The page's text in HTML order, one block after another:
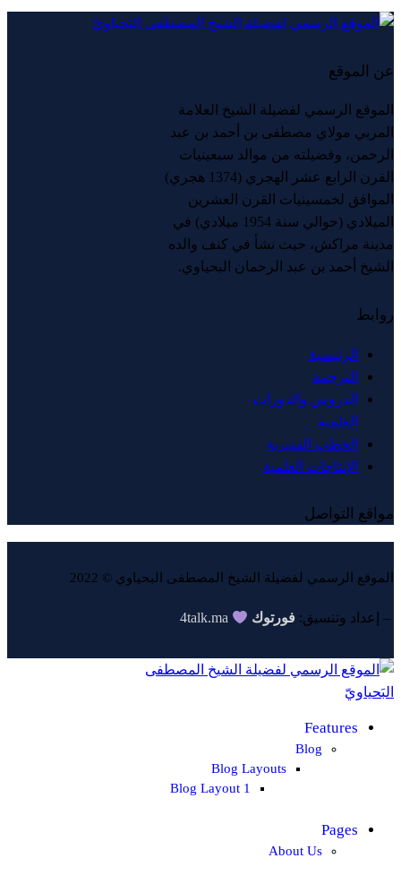
عن الموقع
الموقع الرسمي لفضيلة الشيخ العلامة
المربي مولاي مصطفى بن أحمد بن عبد
الرحمن، وفضيلته من موالد سبعينيات
القرن الرابع عشر الهجري (1374 هجري)
الموافق لخمسينيات القرن العشرين
الميلادي (حوالي سنة 1954 ميلادي) في
مدينة مراكش، حيث نشأ في كنف والده
الشيخ أحمد بن عبد الرحمان البحياوي.
روابط
الرئيسية
الترجمة
الدروس والدورات
العلمية
الخطب المنبرية
الإنتاجات العلمية
مواقع التواصل
الموقع الرسمي لفضيلة الشيخ المصطفى البحياوي © 2022
– إعداد وتنسيق: فورتوك 4talk.ma
Features
Blog
Blog Layouts
Blog Layout 1
Pages
About Us